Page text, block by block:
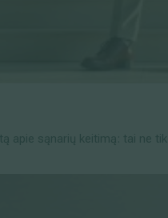
apie sąnarių keitimą: tai ne